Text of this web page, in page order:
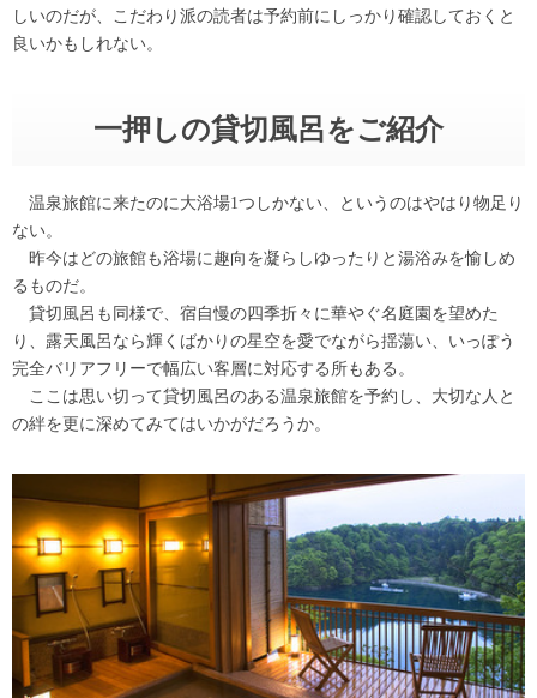
しいのだが、こだわり派の読者は予約前にしっかり確認しておくと
良いかもしれない。
一押しの貸切風呂をご紹介
温泉旅館に来たのに大浴場1つしかない、というのはやはり物足り
ない。
昨今はどの旅館も浴場に趣向を凝らしゆったりと湯浴みを愉しめ
るものだ。
貸切風呂も同様で、宿自慢の四季折々に華やぐ名庭園を望めた
り、露天風呂なら輝くばかりの星空を愛でながら揺蕩い、いっぽう
完全バリアフリーで幅広い客層に対応する所もある。
ここは思い切って貸切風呂のある温泉旅館を予約し、大切な人と
の絆を更に深めてみてはいかがだろうか。